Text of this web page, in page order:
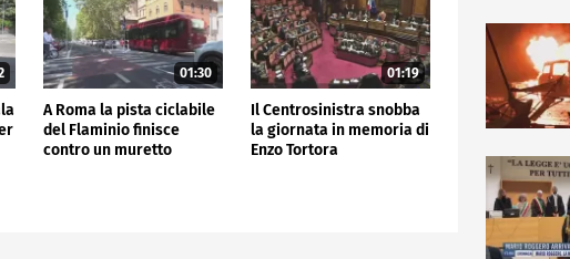
01:30
A Roma la pista ciclabile
del Flaminio finisce
contro un muretto
01:19
Il Centrosinistra snobba
la giornata in memoria di
Enzo Tortora